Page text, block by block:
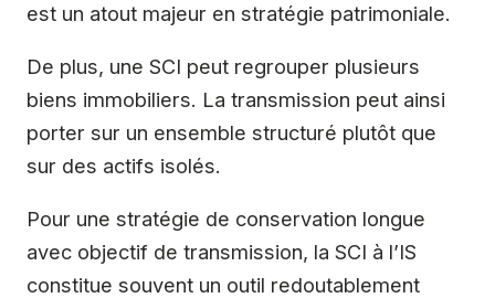
est un atout majeur en stratégie patrimoniale.
De plus, une SCI peut regrouper plusieurs
biens immobiliers. La transmission peut ainsi
porter sur un ensemble structuré plutôt que
sur des actifs isolés.
Pour une stratégie de conservation longue
avec objectif de transmission, la SCI à l’IS
constitue souvent un outil redoutablement